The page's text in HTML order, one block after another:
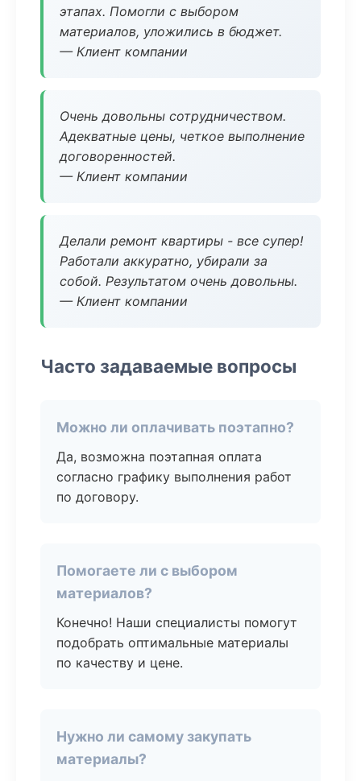
этапах. Помогли с выбором
материалов, уложились в бюджет.
— Клиент компании
Очень довольны сотрудничеством.
Адекватные цены, четкое выполнение
договоренностей.
— Клиент компании
Делали ремонт квартиры - все супер!
Работали аккуратно, убирали за
собой. Результатом очень довольны.
— Клиент компании
Часто задаваемые вопросы
Можно ли оплачивать поэтапно?
Да, возможна поэтапная оплата
согласно графику выполнения работ
по договору.
Помогаете ли с выбором
материалов?
Конечно! Наши специалисты помогут
подобрать оптимальные материалы
по качеству и цене.
Нужно ли самому закупать
материалы?